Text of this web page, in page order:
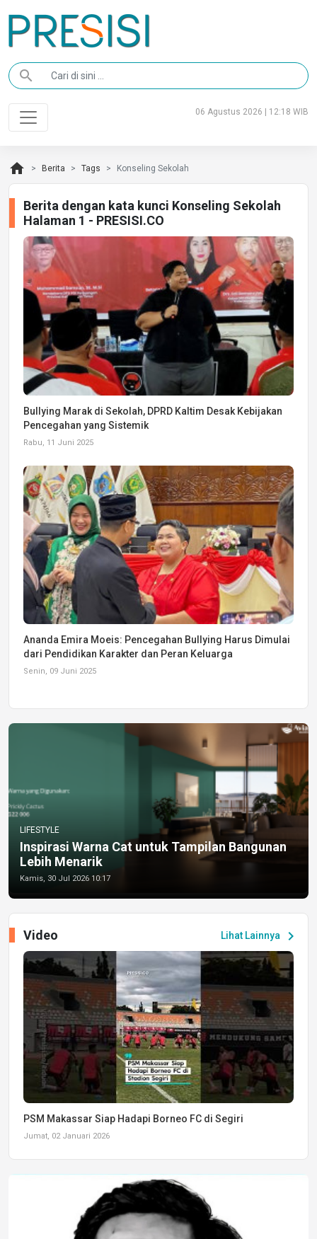
search
06 Agustus 2026 | 12:18 WIB
home Berita Tags Konseling Sekolah
Berita dengan kata kunci Konseling Sekolah
Halaman 1 - PRESISI.CO
Bullying Marak di Sekolah, DPRD Kaltim Desak Kebijakan
Pencegahan yang Sistemik
Rabu, 11 Juni 2025
Ananda Emira Moeis: Pencegahan Bullying Harus Dimulai
dari Pendidikan Karakter dan Peran Keluarga
Senin, 09 Juni 2025
LIFESTYLE
Inspirasi Warna Cat untuk Tampilan Bangunan
Lebih Menarik
Kamis, 30 Jul 2026 10:17
Lihat Lainnya chevron_right
Video
PSM Makassar Siap Hadapi Borneo FC di Segiri
Jumat, 02 Januari 2026